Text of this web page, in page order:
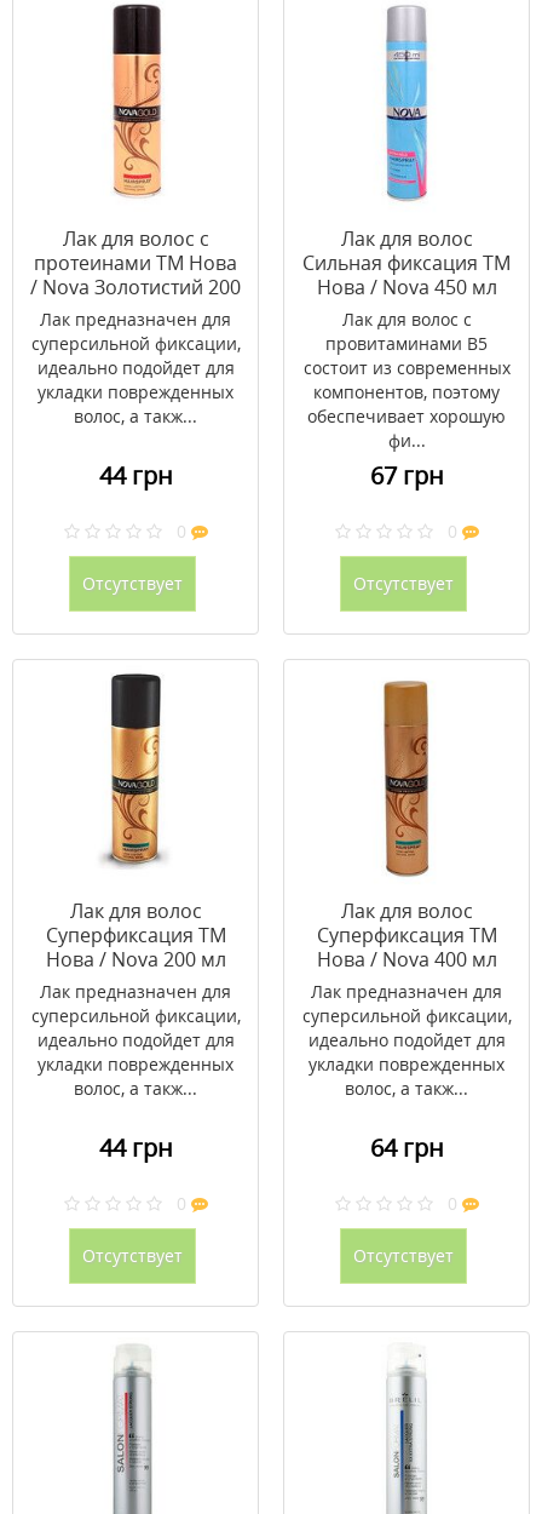
Лак для волос с
протеинами ТМ Нова
/ Nova Золотистий 200
мл
Лак предназначен для
суперсильной фиксации,
идеально подойдет для
укладки поврежденных
волос, а такж...
44 грн
0
Отсутствует
Лак для волос
Сильная фиксация ТМ
Нова / Nova 450 мл
Лак для волос с
провитаминами B5
состоит из современных
компонентов, поэтому
обеспечивает хорошую
фи...
67 грн
0
Отсутствует
Лак для волос
Суперфиксация ТМ
Нова / Nova 200 мл
Лак предназначен для
суперсильной фиксации,
идеально подойдет для
укладки поврежденных
волос, а такж...
44 грн
0
Отсутствует
Лак для волос
Суперфиксация ТМ
Нова / Nova 400 мл
Лак предназначен для
суперсильной фиксации,
идеально подойдет для
укладки поврежденных
волос, а такж...
64 грн
0
Отсутствует